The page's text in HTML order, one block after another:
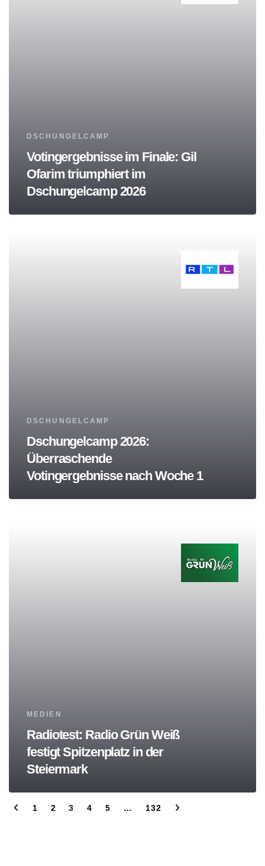
Tags
DSCHUNGELCAMP
Votingergebnisse im Finale: Gil
Ofarim triumphiert im
Dschungelcamp 2026
Tags
DSCHUNGELCAMP
Dschungelcamp 2026:
Überraschende
Votingergebnisse nach Woche 1
Tags
MEDIEN
Radiotest: Radio Grün Weiß
festigt Spitzenplatz in der
Steiermark
1 2 3 4 5 … 132